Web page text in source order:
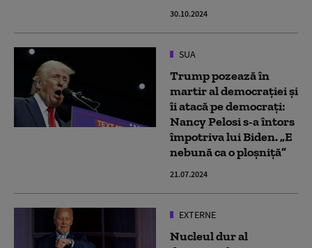
30.10.2024
SUA
Trump pozează în
martir al democraţiei și
îi atacă pe democrați:
Nancy Pelosi s-a întors
împotriva lui Biden. „E
nebună ca o ploșniță”
21.07.2024
EXTERNE
Nucleul dur al